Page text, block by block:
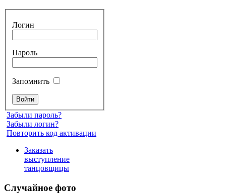
Логин
Пароль
Запомнить
Забыли пароль?
Забыли логин?
Повторить код активации
Заказать
выступление
танцовщицы
Случайное фото